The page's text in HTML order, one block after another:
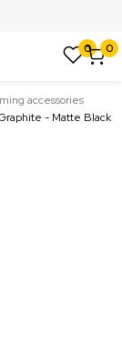
0 0
accessories
- Matte Black